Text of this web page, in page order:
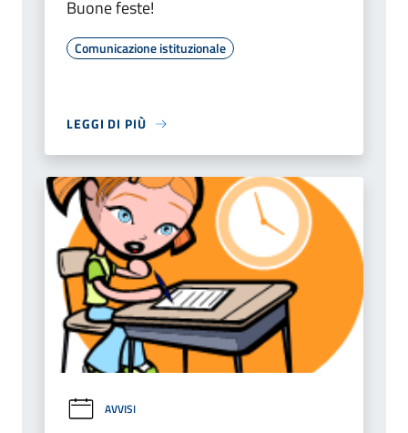
Buone feste!
Comunicazione istituzionale
LEGGI DI PIÙ
AVVISI